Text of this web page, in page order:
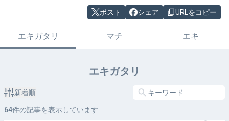
ポスト シェア URLをコピー
エキガタリ マチ エキ
エキガタリ
新着順
64件の記事を表示しています